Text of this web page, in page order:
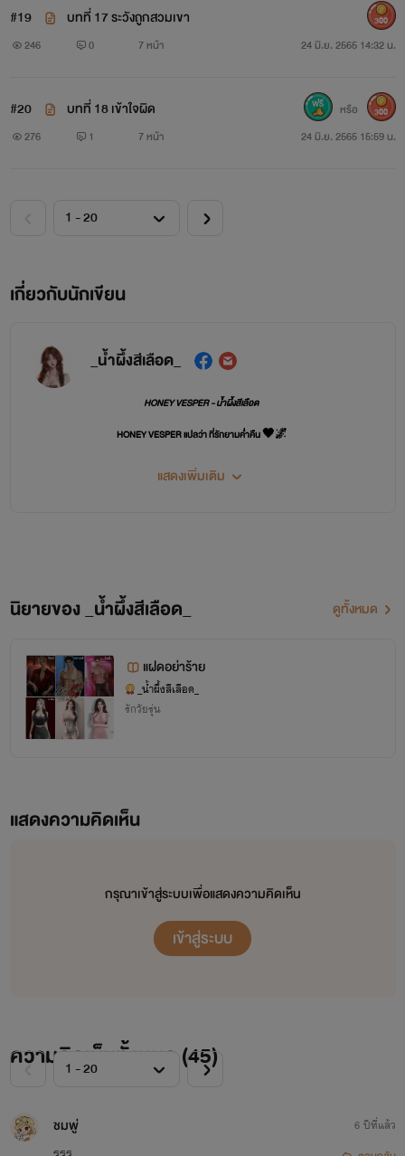
#19 บทที่ 17 ระวังถูกสวมเขา
246 0 7 หน้า 24 มิ.ย. 2565 14:32 น.
300
#20 บทที่ 18 เข้าใจผิด
276 1 7 หน้า 24 มิ.ย. 2565 15:59 น.
หรือ 300
เกี่ยวกับนักเขียน
_น้ำผึ้งสีเลือด_
HONEY VESPER - น้ำผึ้งสีเลือด
HONEY VESPER แปลว่า ที่รักยามค่ำคืน 🖤🌌
ขอบคุณที่ติดตามผลงานค่ะ 🙏💙🙇‍♀️
แสดงเพิ่มเติม
นิยายของ _น้ำผึ้งสีเลือด_ ดูทั้งหมด
แฝดอย่าร้าย
_น้ำผึ้งสีเลือด_
รักวัยรุ่น
แสดงความคิดเห็น
กรุณาเข้าสู่ระบบเพื่อแสดงความคิดเห็น
เข้าสู่ระบบ
ความคิดเห็นทั้งหมด (45)
ชมพู่
6 ปีที่แล้ว